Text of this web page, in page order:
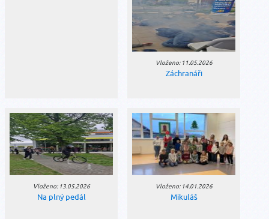
Vloženo: 11.05.2026
Záchranáři
Vloženo: 13.05.2026
Na plný pedál
Vloženo: 14.01.2026
Mikuláš